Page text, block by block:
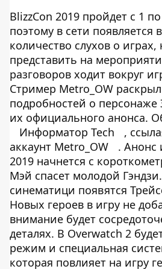
BlizzCon 2019 пройдет с 1
поэтому в сети появляется
количество слухов о
представить на
разговоров ходит вокруг
Стример Metro_OW
подробностей о
их официального анонса.
Информатор Tech
,
аккаунт Metro_OW
. Анонс
2019 начнется с
Мэй спасет молодой
синематици появятся
Новых героев в игру не
внимание будет
деталях. В Overwatch 2
режим и специальная
которая повлияет на игру